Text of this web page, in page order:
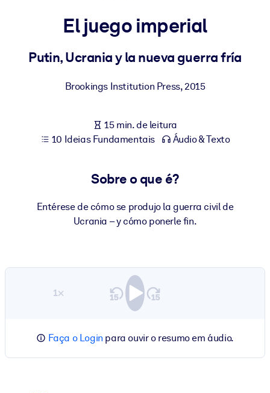
Para LMS/LXP
resultados de aprendizagem mais sólidos.
Enriqueça sua biblioteca corporativa com conhecimento de
negócios confiável e pronto para uso.
Alimente seus sistemas de IA com conhecimento confiável e
El juego imperial
Putin, Ucrania y la nueva guerra fría
Brookings Institution Press,2015
15 min. de leitura
10 Ideias Fundamentais
Áudio & Texto
Sobre o que é?
Entérese de cómo se produjo la guerra civil de
Ucrania – y cómo ponerle fin.
1×
Faça o Login para ouvir o resumo em áudio.